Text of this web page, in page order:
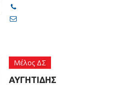
Μέλος ΔΣ
ΑΥΓΗΤΙΔΗΣ